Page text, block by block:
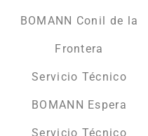
BOMANN Conil de la
Frontera
Servicio Técnico
BOMANN Espera
Servicio Técnico